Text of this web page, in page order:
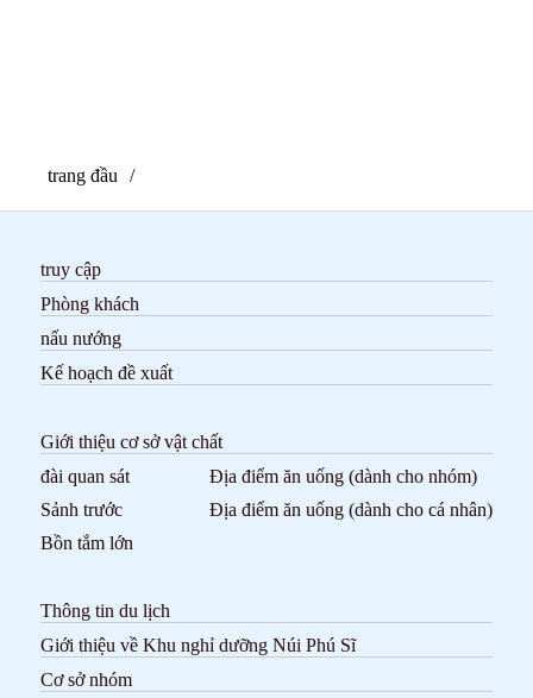
trang đầu
truy cập
Phòng khách
nấu nướng
Kế hoạch đề xuất
Giới thiệu cơ sở vật chất
đài quan sát
Sảnh trước
Bồn tắm lớn
Địa điểm ăn uống (dành cho nhóm)
Địa điểm ăn uống (dành cho cá nhân)
Thông tin du lịch
Giới thiệu về Khu nghỉ dưỡng Núi Phú Sĩ
Cơ sở nhóm